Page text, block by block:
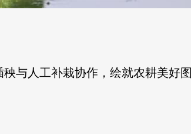
与人工补栽协作，绘就农耕美好图